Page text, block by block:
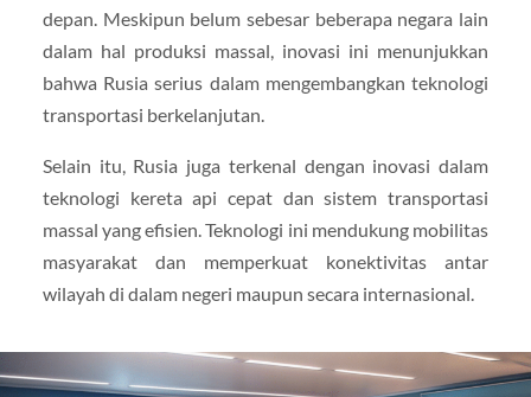
depan. Meskipun belum sebesar beberapa negara lain
dalam hal produksi massal, inovasi ini menunjukkan
bahwa Rusia serius dalam mengembangkan teknologi
transportasi berkelanjutan.
Selain itu, Rusia juga terkenal dengan inovasi dalam
teknologi kereta api cepat dan sistem transportasi
massal yang efisien. Teknologi ini mendukung mobilitas
masyarakat dan memperkuat konektivitas antar
wilayah di dalam negeri maupun secara internasional.